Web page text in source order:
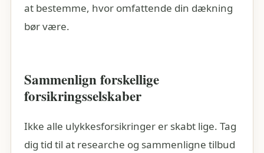
at bestemme, hvor omfattende din dækning
bør være.
Sammenlign forskellige
forsikringsselskaber
Ikke alle ulykkesforsikringer er skabt lige. Tag
dig tid til at researche og sammenligne tilbud